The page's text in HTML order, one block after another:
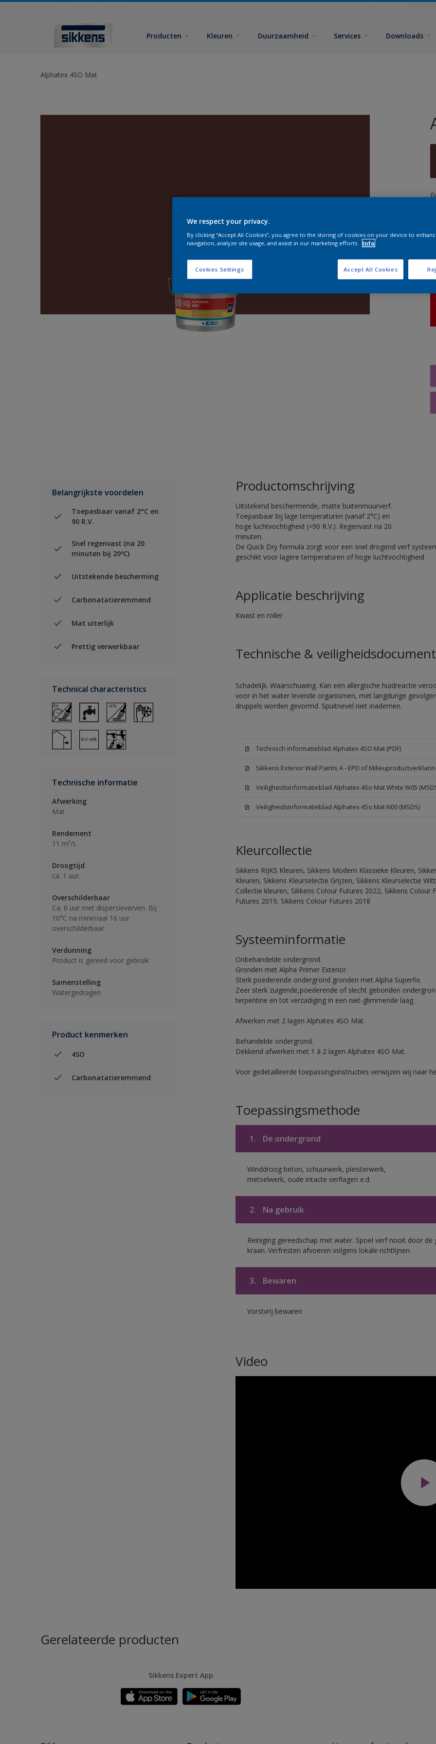
Producten Kleuren Duurzaamheid Services Downloads
Alphatex 4SO Mat
Belangrijkste voordelen
Toepasbaar vanaf 2°C en
90 R.V.
Snel regenvast (na 20
minuten bij 20ºC)
Uitstekende bescherming
Carbonatatieremmend
Mat uiterlijk
Prettig verwerkbaar
Technical characteristics
Technische informatie
Afwerking
Mat
Rendement
11 m²/L
Droogtijd
ca. 1 uur.
Overschilderbaar
Ca. 6 uur met dispersieverven. Bij
10°C na minimaal 16 uur
overschilderbaar.
Verdunning
Product is gereed voor gebruik
Samenstelling
Watergedragen
Product kenmerken
4SO
Carbonatatieremmend
Productomschrijving
Uitstekend beschermende, matte buitenmuurverf.
Toepasbaar bij lage temperaturen (vanaf 2°C) en
hoge luchtvochtigheid (<90 R.V.). Regenvast na 20
minuten.
De Quick Dry formula zorgt voor een snel drogend verf
geschikt voor lagere temperaturen of hoge luchtvochtigheid
Applicatie beschrijving
Kwast en roller
Technische &
Schadelijk. Waarschuwing. Kan een allergische huidreactie
voor in het water levende organismen, met langdurige
druppels worden gevormd. Spuitnevel niet inademen.
Technisch Informatieblad Alphatex 4SO Mat (PDF)
Sikkens Exterior Wall Paints A - EPD of
Veiligheidsinformatieblad Alphatex 4So Mat White W05
Veiligheidsinformatieblad Alphatex 4So Mat N00 (MSDS)
Kleurcollectie
Sikkens RIJKS Kleuren, Sikkens Modern Klassieke Kleuren,
Kleuren, Sikkens Kleurselectie Grijzen, Sikkens Kleurselectie
Collectie kleuren, Sikkens Colour Futures 2022, Sikkens
Futures 2019, Sikkens Colour Futures 2018
Systeeminformatie
Onbehandelde ondergrond.
Gronden met Alpha Primer Exterior.
Sterk poederende ondergrond gronden met Alpha Superfix.
Zeer sterk zuigende,poederende of slecht gebonden
terpentine en tot verzadiging in een niet-glimmende laag.
Afwerken met 2 lagen Alphatex 4SO Mat.
Behandelde ondergrond.
Dekkend afwerken met 1 à 2 lagen Alphatex 4SO Mat.
Voor gedetailleerde toepassingsinstructies verwijzen wij naar
Toepassingsmethode
1. De ondergrond
Winddroog beton, schuurwerk, pleisterwerk,
metselwerk, oude intacte verflagen e.d.
2. Na gebruik
Reiniging gereedschap met water. Spoel verf nooit door
kraan. Verfresten afvoeren volgens lokale richtlijnen.
3. Bewaren
Vorstvrij bewaren
Video
Gerelateerde producten
Sikkens Expert App
We respect your privacy.
By clicking “Accept All Cookies”, you agree to the storing of cookies on your device to
navigation, analyze site usage, and assist in our marketing efforts.
Info
Cookies Settings Accept All Cookies